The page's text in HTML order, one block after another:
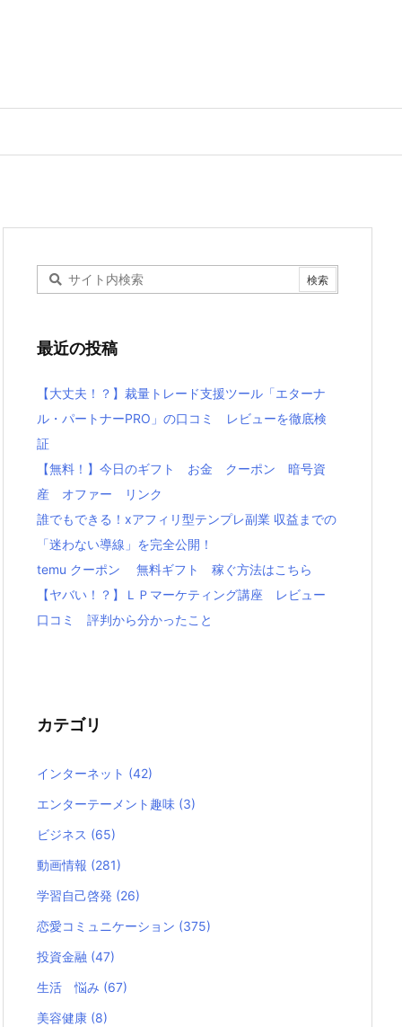
最近の投稿
【大丈夫！？】裁量トレード支援ツール「エターナ
ル・パートナーPRO」の口コミ レビューを徹底検
証
【無料！】今日のギフト お金 クーポン 暗号資
産 オファー リンク
誰でもできる！xアフィリ型テンプレ副業 収益までの
「迷わない導線」を完全公開！
temu クーポン 無料ギフト 稼ぐ方法はこちら
【ヤバい！？】ＬＰマーケティング講座 レビュー
口コミ 評判から分かったこと
カテゴリ
インターネット (42)
エンターテーメント趣味 (3)
ビジネス (65)
動画情報 (281)
学習自己啓発 (26)
恋愛コミュニケーション (375)
投資金融 (47)
生活 悩み (67)
美容健康 (8)